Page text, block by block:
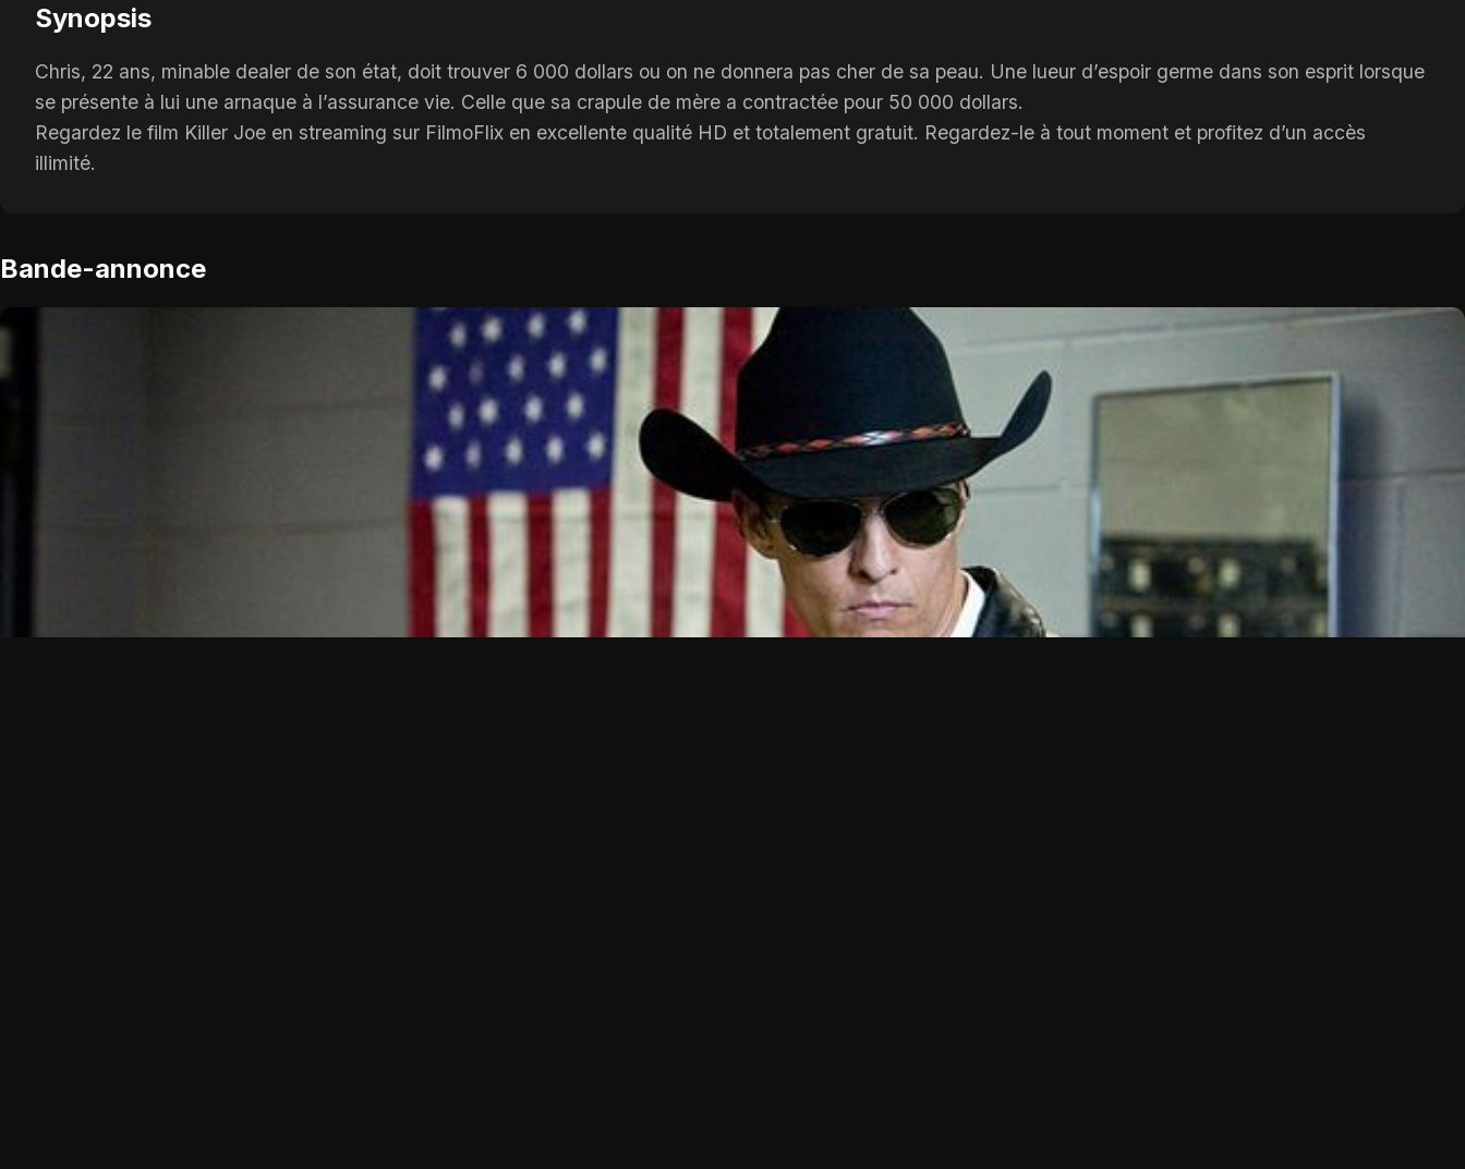
Synopsis
Chris, 22 ans, minable dealer de son état, doit trouver 6 000 dollars ou on ne donnera pas cher de sa peau. Une lueur d’espoir germe dans son esprit lorsque
se présente à lui une arnaque à l’assurance vie. Celle que sa crapule de mère a contractée pour 50 000 dollars.
Regardez le film Killer Joe en streaming sur FilmoFlix en excellente qualité HD et totalement gratuit. Regardez-le à tout moment et profitez d’un accès
illimité.
Bande-annonce